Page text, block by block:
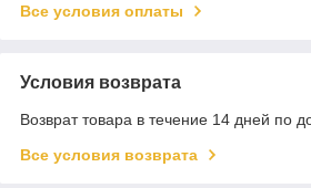
Все условия оплаты
Условия возврата
Возврат товара в течение 14 дней по
Все условия возврата